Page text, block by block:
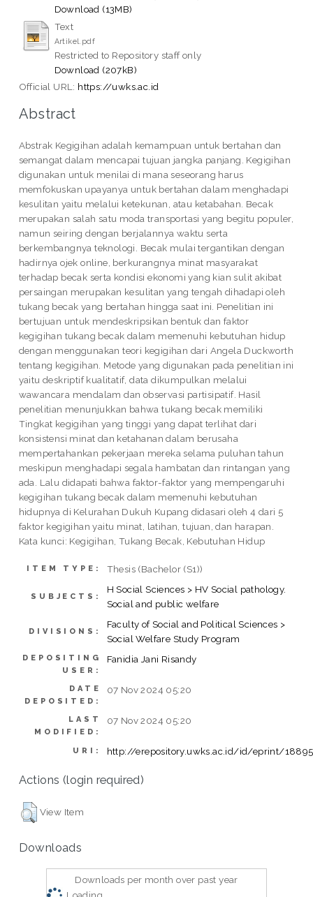
Download (13MB)
Text
Artikel.pdf
Restricted to Repository staff only
Download (207kB)
Official URL: https://uwks.ac.id
Abstract
Abstrak Kegigihan adalah kemampuan untuk bertahan dan
semangat dalam mencapai tujuan jangka panjang. Kegigihan
digunakan untuk menilai di mana seseorang harus
memfokuskan upayanya untuk bertahan dalam menghadapi
kesulitan yaitu melalui ketekunan, atau ketabahan. Becak
merupakan salah satu moda transportasi yang begitu populer,
namun seiring dengan berjalannya waktu serta
berkembangnya teknologi. Becak mulai tergantikan dengan
hadirnya ojek online, berkurangnya minat masyarakat
terhadap becak serta kondisi ekonomi yang kian sulit akibat
persaingan merupakan kesulitan yang tengah dihadapi oleh
tukang becak yang bertahan hingga saat ini. Penelitian ini
bertujuan untuk mendeskripsikan bentuk dan faktor
kegigihan tukang becak dalam memenuhi kebutuhan hidup
dengan menggunakan teori kegigihan dari Angela Duckworth
tentang kegigihan. Metode yang digunakan pada penelitian ini
yaitu deskriptif kualitatif, data dikumpulkan melalui
wawancara mendalam dan observasi partisipatif. Hasil
penelitian menunjukkan bahwa tukang becak memiliki
Tingkat kegigihan yang tinggi yang dapat terlihat dari
konsistensi minat dan ketahanan dalam berusaha
mempertahankan pekerjaan mereka selama puluhan tahun
meskipun menghadapi segala hambatan dan rintangan yang
ada. Lalu didapati bahwa faktor-faktor yang mempengaruhi
kegigihan tukang becak dalam memenuhi kebutuhan
hidupnya di Kelurahan Dukuh Kupang didasari oleh 4 dari 5
faktor kegigihan yaitu minat, latihan, tujuan, dan harapan.
Kata kunci: Kegigihan, Tukang Becak, Kebutuhan Hidup
ITEM TYPE: Thesis (Bachelor (S1))
SUBJECTS:
H Social Sciences > HV Social pathology.
Social and public welfare
DIVISIONS:
Faculty of Social and Political Sciences >
Social Welfare Study Program
DEPOSITING
USER:
Fanidia Jani Risandy
DATE
DEPOSITED:
07 Nov 2024 05:20
LAST
MODIFIED:
07 Nov 2024 05:20
URI: http://erepository.uwks.ac.id/id/eprint/18895
Actions (login required)
View Item
Downloads
Downloads per month over past year